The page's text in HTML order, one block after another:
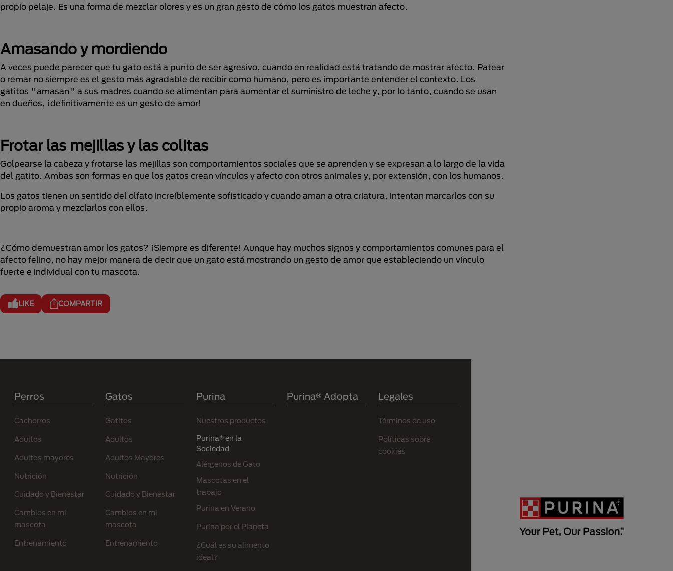
propio pelaje. Es una forma de mezclar olores y es un gran gesto de cómo los gatos muestran afecto.
Amasando y mordiendo
A veces puede parecer que tu gato está a punto de ser agresivo, cuando en realidad está tratando de mostrar afecto. Patear
o remar no siempre es el gesto más agradable de recibir como humano, pero es importante entender el contexto. Los
gatitos "amasan" a sus madres cuando se alimentan para aumentar el suministro de leche y, por lo tanto, cuando se usan
en dueños, ¡definitivamente es un gesto de amor!
Frotar las mejillas y las colitas
Golpearse la cabeza y frotarse las mejillas son comportamientos sociales que se aprenden y se expresan a lo largo de la vida
del gatito. Ambas son formas en que los gatos crean vínculos y afecto con otros animales y, por extensión, con los humanos.
Los gatos tienen un sentido del olfato increíblemente sofisticado y cuando aman a otra criatura, intentan marcarlos con su
propio aroma y mezclarlos con ellos.
¿Cómo demuestran amor los gatos? ¡Siempre es diferente! Aunque hay muchos signos y comportamientos comunes para el
afecto felino, no hay mejor manera de decir que un gato está mostrando un gesto de amor que estableciendo un vínculo
fuerte e individual con tu mascota.
LIKE COMPARTIR
Perros
Cachorros
Adultos
Adultos mayores
Nutrición
Cuidado y Bienestar
Cambios en mi
mascota
Entrenamiento
Gatos
Gatitos
Adultos
Adultos Mayores
Nutrición
Cuidado y Bienestar
Cambios en mi
mascota
Entrenamiento
Purina
Nuestros productos
Purina® en la
Sociedad
Alérgenos de Gato
Mascotas en el
trabajo
Purina en Verano
Purina por el Planeta
¿Cuál es su alimento
ideal?
Purina® Adopta Legales
Términos de uso
Políticas sobre
cookies